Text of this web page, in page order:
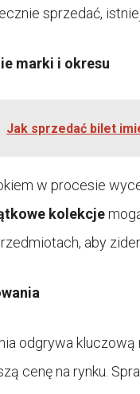
sprzedać,
marki i okresu
Jak sprzedać bilet
w procesie
kolekcje
aby
odgrywa
cenę na rynku.